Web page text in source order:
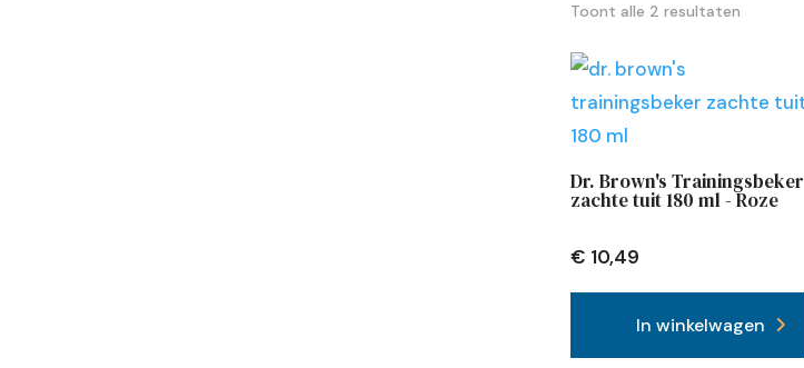
Wat is het verschil tussen een standaardfles en een brede halsfles?
Wat is het verschil tussen een 360° beker, tuitbeker en rietjesbeker?
Vanaf wanneer begin ik met het poetsen van de tanden van mijn baby?
Waarom is het belangrijk om babyflessen en spenen te steriliseren?
Toont alle 2 resultaten
Dr. Brown's Trainingsbeker
zachte tuit 180 ml - Roze
€ 10,49
In winkelwagen